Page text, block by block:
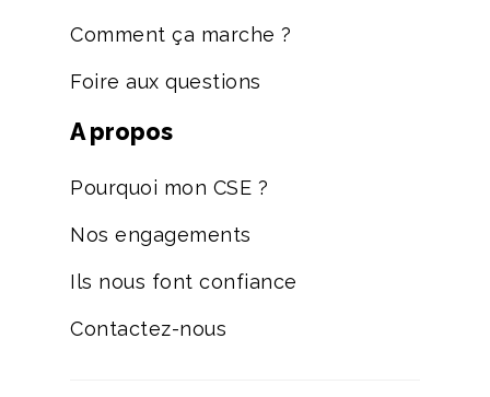
Comment ça marche ?
Foire aux questions
A propos
Pourquoi mon CSE ?
Nos engagements
Ils nous font confiance
Contactez-nous